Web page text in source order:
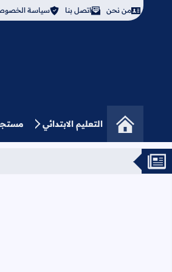
من نحن اتصل بنا سياسة
التعليم الابتدائي